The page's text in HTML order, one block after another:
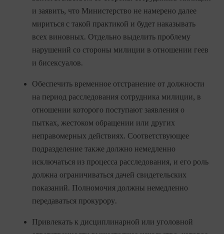
и заявить, что Министерство не намерено далее
мириться с такой практикой и будет наказывать
всех виновных. Отдельно выделить проблему
нарушений со стороны милиции в отношении геев
и бисексуалов.
Обеспечить временное отстранение от должности
на период расследования сотрудника милиции, в
отношении которого поступают заявления о
пытках, жестоком обращении или других
неправомерных действиях. Соответствующее
подразделение также должно немедленно
исключаться из процесса расследования, и его роль
должна ограничиваться дачей свидетельских
показаний. Полномочия должны немедленно
передаваться прокурору.
Привлекать к дисциплинарной или уголовной